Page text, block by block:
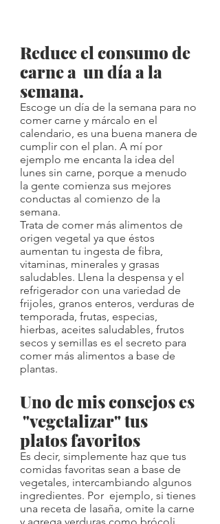
Reduce el consumo de
carne a  un día a la
semana.
Escoge un día de la semana para no
comer carne y márcalo en el
calendario, es una buena manera de
cumplir con el plan. A mí por
ejemplo me encanta la idea del
lunes sin carne, porque a menudo
la gente comienza sus mejores
conductas al comienzo de la
semana.
Trata de comer más alimentos de
origen vegetal ya que éstos
aumentan tu ingesta de fibra,
vitaminas, minerales y grasas
saludables. Llena la despensa y el
refrigerador con una variedad de
frijoles, granos enteros, verduras de
temporada, frutas, especias,
hierbas, aceites saludables, frutos
secos y semillas es el secreto para
comer más alimentos a base de
plantas.
Uno de mis consejos es
"vegetalizar" tus
platos favoritos
Es decir, simplemente haz que tus
comidas favoritas sean a base de
vegetales, intercambiando algunos
ingredientes. Por  ejemplo, si tienes
una receta de lasaña, omite la carne